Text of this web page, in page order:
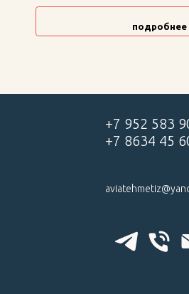
подробнее
+7 952 583
+7 8634 45